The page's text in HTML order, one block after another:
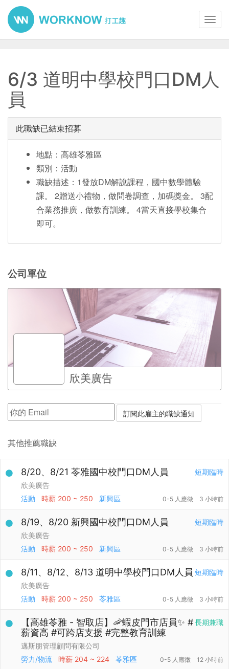
6/3 道明中學校門口DM人
員
此職缺已結束招募
地點：高雄苓雅區
類別：活動
職缺描述：1發放DM解說課程，國中數學體驗
課。 2贈送小禮物，做問卷調查，加碼獎金。 3配
合業務推廣，做教育訓練。 4當天直接學校集合
即可。
公司單位
欣美廣告
其他推薦職缺
短期臨時
8/20、8/21 苓雅國中校門口DM人員
欣美廣告
活動
時薪 200 ~ 250 新興區 0-5 人應徵 3 小時前
短期臨時
8/19、8/20 新興國中校門口DM人員
欣美廣告
活動
時薪 200 ~ 250 新興區 0-5 人應徵 3 小時前
短期臨時
8/11、8/12、8/13 道明中學校門口DM人員
欣美廣告
活動
時薪 200 ~ 250 苓雅區 0-5 人應徵 3 小時前
長期兼職
【高雄苓雅 - 智取店】🦐蝦皮門市店員✨ #
薪資高 #可跨店支援 #完整教育訓練
邁斯朋管理顧問有限公司
勞力/物流
時薪 204 ~ 224 苓雅區 0-5 人應徵 12 小時前